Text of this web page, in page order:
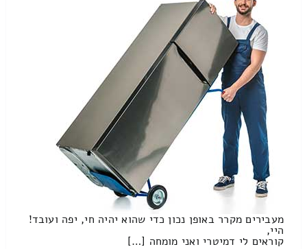
מעבירים מקרר באופן נכון כדי שהוא יהיה חי, יפה ועובד!
היי,
קוראים לי דמיטרי ואני מומחה […]